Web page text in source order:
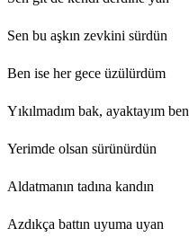
Sen bu aşkın zevkini sürdün
Ben ise her gece üzülürdüm
Yıkılmadım bak, ayaktayım ben
Yerimde olsan sürünürdün
Aldatmanın tadına kandın
Azdıkça battın uyuma uyan